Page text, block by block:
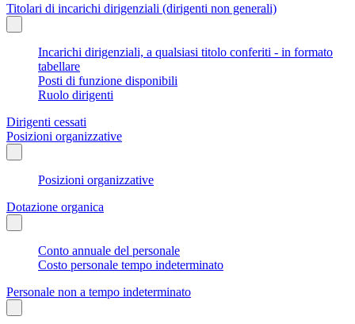
Titolari di incarichi dirigenziali (dirigenti non generali)
Incarichi dirigenziali, a qualsiasi titolo conferiti - in formato
tabellare
Posti di funzione disponibili
Ruolo dirigenti
Dirigenti cessati
Posizioni organizzative
Posizioni organizzative
Dotazione organica
Conto annuale del personale
Costo personale tempo indeterminato
Personale non a tempo indeterminato